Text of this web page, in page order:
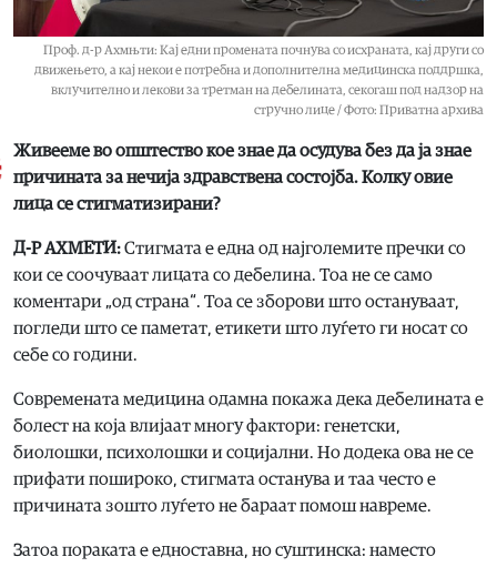
Проф. д-р Ахмњти: Кај едни промената почнува со исхраната, кај други со
движењето, а кај некои е потребна и дополнителна медицинска поддршка,
вклучително и лекови за третман на дебелината, секогаш под надзор на
стручно лице / Фото: Приватна архива
Живееме во општество кое знае да осудува без да ја знае
причината за нечија здравствена состојба. Колку овие
лица се стигматизирани?
Д-Р АХМЕТИ:Стигмата е една од најголемите пречки со
кои се соочуваат лицата со дебелина. Тоа не се само
коментари „од страна“. Тоа се зборови што остануваат,
погледи што се паметат, етикети што луѓето ги носат со
себе со години.
Современата медицина одамна покажа дека дебелината е
болест на која влијаат многу фактори: генетски,
биолошки, психолошки и социјални. Но додека ова не се
прифати пошироко, стигмата останува и таа често е
причината зошто луѓето не бараат помош навреме.
Затоа пораката е едноставна, но суштинска: наместо